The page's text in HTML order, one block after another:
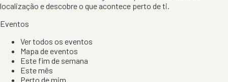
localização e descobre o que acontece perto de ti.
Eventos
Ver todos os eventos
Mapa de eventos
Este fim de semana
Este mês
Perto de mim